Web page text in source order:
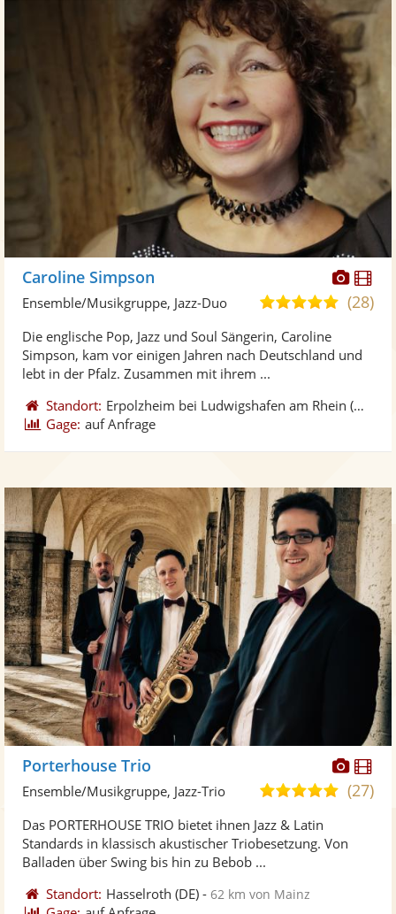
Caroline Simpson
5,0(28)
Ensemble/Musikgruppe, Jazz-Duo
Die englische Pop, Jazz und Soul Sängerin, Caroline
Simpson, kam vor einigen Jahren nach Deutschland und
lebt in der Pfalz. Zusammen mit ihrem ...
Standort: Erpolzheim bei Ludwigshafen am Rhein (DE)
Gage: auf Anfrage
Porterhouse Trio
5,0(27)
Ensemble/Musikgruppe, Jazz-Trio
Das PORTERHOUSE TRIO bietet ihnen Jazz & Latin
Standards in klassisch akustischer Triobesetzung. Von
Balladen über Swing bis hin zu Bebob ...
Standort: Hasselroth (DE) -62 km von Mainz